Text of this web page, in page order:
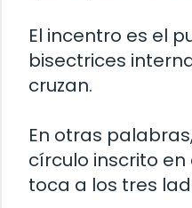
El incentro es el
bisectrices
cruzan.
En otras
círculo inscrito
toca a los tres